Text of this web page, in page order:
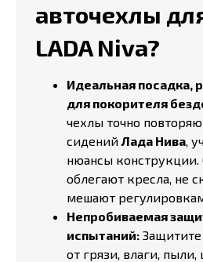
авточехлы
LADA Niva?
Идеальная посадка,
для покорителя
чехлы точно
сиденийЛада Нива,
нюансы
облегают кресла, не
мешают
Непробиваемая
испытаний:
от грязи, влаги,